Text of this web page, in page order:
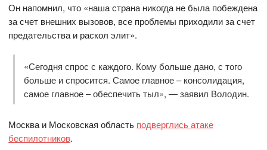
Он напомнил, что «наша страна никогда не была побеждена
за счет внешних вызовов, все проблемы приходили за счет
предательства и раскол элит».
«Сегодня спрос с каждого. Кому больше дано, с того
больше и спросится. Самое главное – консолидация,
самое главное – обеспечить тыл», — заявил Володин.
Москва и Московская область подверглись атаке
беспилотников.